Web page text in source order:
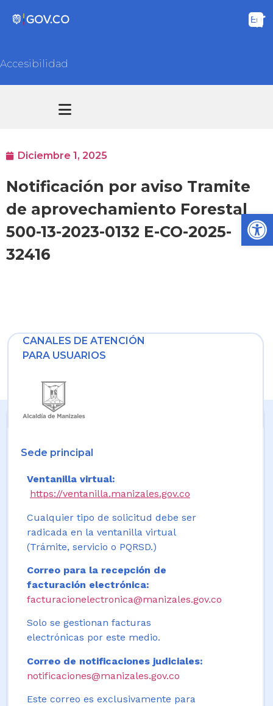
Accesibilidad
Diciembre 1, 2025
Notificación por aviso Tramite
de aprovechamiento Forestal
500-13-2023-0132 E-CO-2025-
32416
CANALES DE ATENCIÓN
PARA USUARIOS
Sede principal
Ventanilla virtual:
https://ventanilla.manizales.gov.co
Cualquier tipo de solicitud debe ser
radicada en la ventanilla virtual
(Trámite, servicio o PQRSD.)
Correo para la recepción de
facturación electrónica:
facturacionelectronica@manizales.gov.co
Solo se gestionan facturas
electrónicas por este medio.
Correo de notificaciones judiciales:
notificaciones@manizales.gov.co
Este correo es exclusivamente para